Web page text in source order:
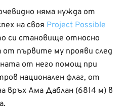
няма нужда от
на своя Project Possible
си становище относно
от първите му прояви след
от него помощ при
национален флаг, от
връх Ама Даблан (6814 м) в